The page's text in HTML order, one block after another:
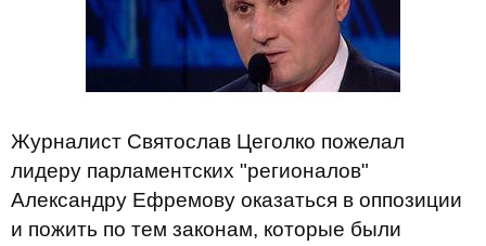
Журналист Святослав Цеголко пожелал
лидеру парламентских "регионалов"
Александру Ефремову оказаться в оппозиции
и пожить по тем законам, которые были